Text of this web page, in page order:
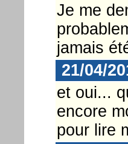
Je me
jamais
21/04/
et oui...
encore
pour lire